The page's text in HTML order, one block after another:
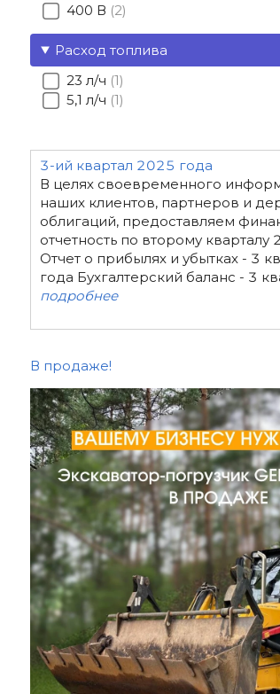
400 В 2
Расход топлива
23 л/ч 1
5,1 л/ч 1
3-ий квартал 2025 года
В целях своевременного
наших клиентов, партнеров и
облигаций, предоставляем
отчетность по второму кварталу
Отчет о прибылях и убытках - 3
года Бухгалтерский баланс - 3
подробнее
В продаже!